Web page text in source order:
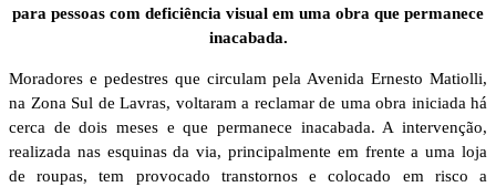
para pessoas com deficiência visual em uma obra que permanece
inacabada.
Moradores e pedestres que circulam pela Avenida Ernesto Matiolli,
na Zona Sul de Lavras, voltaram a reclamar de uma obra iniciada há
cerca de dois meses e que permanece inacabada. A intervenção,
realizada nas esquinas da via, principalmente em frente a uma loja
de roupas, tem provocado transtornos e colocado em risco a